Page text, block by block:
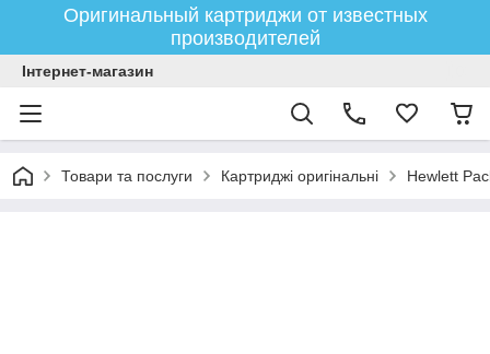
Оригинальный картриджи от известных
производителей
Інтернет-магазин
Товари та послуги Картриджі оригінальні Hewlett